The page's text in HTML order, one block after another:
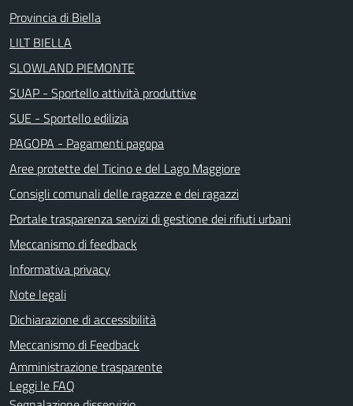
Provincia di Biella
LILT BIELLA
SLOWLAND PIEMONTE
SUAP - Sportello attività produttive
SUE - Sportello edilizia
PAGOPA - Pagamenti pagopa
Aree protette del Ticino e del Lago Maggiore
Consigli comunali delle ragazze e dei ragazzi
Portale trasparenza servizi di gestione dei rifiuti urbani
Meccanismo di feedback
Informativa privacy
Note legali
Dichiarazione di accessibilità
Meccanismo di Feedback
Amministrazione trasparente
Leggi le FAQ